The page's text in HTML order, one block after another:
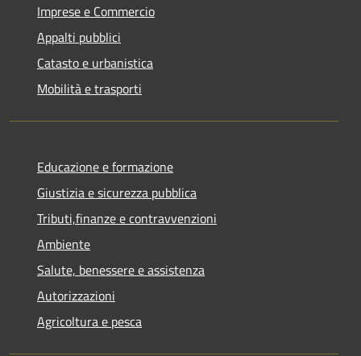
Imprese e Commercio
Appalti pubblici
Catasto e urbanistica
Mobilità e trasporti
Educazione e formazione
Giustizia e sicurezza pubblica
Tributi,finanze e contravvenzioni
Ambiente
Salute, benessere e assistenza
Autorizzazioni
Agricoltura e pesca